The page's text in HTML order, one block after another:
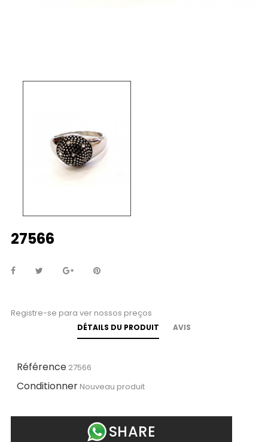
27566
Registre-se para ver nossos preços
DÉTAILS DU PRODUIT AVIS
Référence 27566
Conditionner Nouveau produit
SHARE